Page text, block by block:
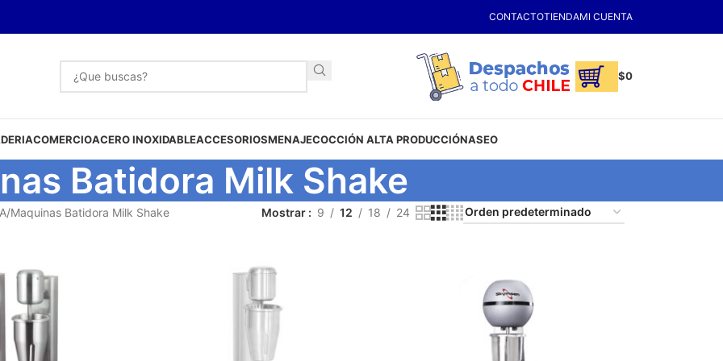
CONTACTOTIENDAMI CUENTA
$0
COMERCIOACERO INOXIDABLEACCESORIOSMENAJECOCCIÓN ALTA PRODUCCIÓNASEO
Batidora Milk Shake
Maquinas Batidora Milk Shake Mostrar 9 12 18 24